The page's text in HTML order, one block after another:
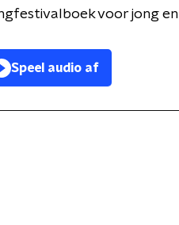
voor jong en
Speel audio af